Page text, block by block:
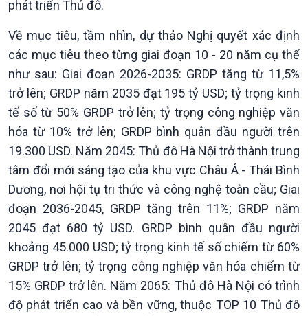
Xã hội
Tin Đời sống & Xã hội
360 độ Sức khỏe
Chuyển đổi Xanh
Tài nguyên và Môi trường
Chuyên gia của bạn
Xã hội chuyển động
Bước chân đến trường
Khoa học & Công nghệ
Tin Khoa học & Công nghệ
Kết nối công nghệ
Sống chung với biến đổi
khí hậu
phát triển Thủ đô.
Về mục tiêu, tầm nhìn, dự thảo Nghị quyết xác định
các mục tiêu theo từng giai đoạn 10 - 20 năm cụ thể
như sau: Giai đoạn 2026-2035: GRDP tăng từ 11,5%
trở lên; GRDP năm 2035 đạt 195 tỷ USD; tỷ trọng kinh
tế số từ 50% GRDP trở lên; tỷ trọng công nghiệp văn
hóa từ 10% trở lên; GRDP bình quân đầu người trên
19.300 USD. Năm 2045: Thủ đô Hà Nội trở thành trung
tâm đổi mới sáng tạo của khu vực Châu Á - Thái Bình
Dương, nơi hội tụ tri thức và công nghệ toàn cầu; Giai
đoạn 2036-2045, GRDP tăng trên 11%; GRDP năm
2045 đạt 680 tỷ USD. GRDP bình quân đầu người
khoảng 45.000 USD; tỷ trọng kinh tế số chiếm từ 60%
GRDP trở lên; tỷ trọng công nghiệp văn hóa chiếm từ
15% GRDP trở lên. Năm 2065: Thủ đô Hà Nội có trình
độ phát triển cao và bền vững, thuộc TOP 10 Thủ đô